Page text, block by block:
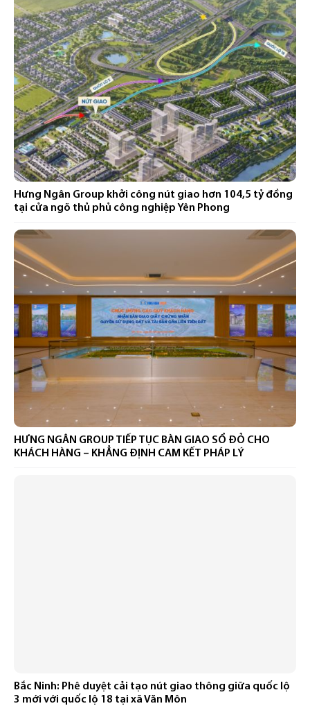
Hưng Ngân Group khởi công nút giao hơn 104,5 tỷ đồng
tại cửa ngõ thủ phủ công nghiệp Yên Phong
HƯNG NGÂN GROUP TIẾP TỤC BÀN GIAO SỔ ĐỎ CHO
KHÁCH HÀNG – KHẲNG ĐỊNH CAM KẾT PHÁP LÝ
Bắc Ninh: Phê duyệt cải tạo nút giao thông giữa quốc lộ
3 mới với quốc lộ 18 tại xã Văn Môn